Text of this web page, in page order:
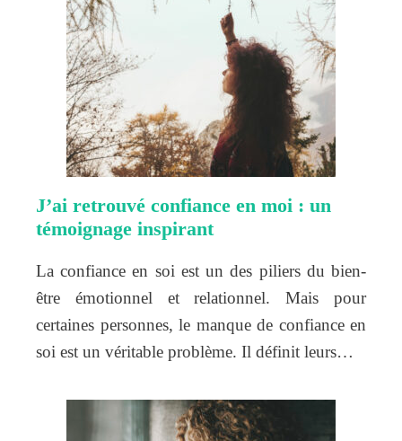
J’ai retrouvé confiance en moi : un
témoignage inspirant
La confiance en soi est un des piliers du bien-
être émotionnel et relationnel. Mais pour
certaines personnes, le manque de confiance en
soi est un véritable problème. Il définit leurs…